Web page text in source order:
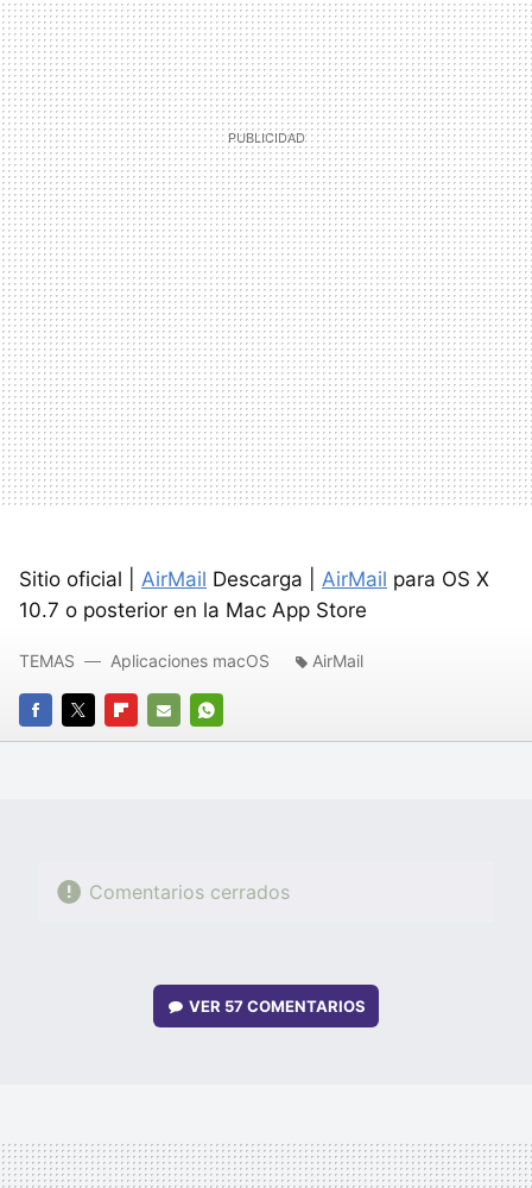
Sitio oficial | AirMail Descarga | AirMail para OS X
10.7 o posterior en la Mac App Store
FACEBOOK
TWITTERFLIPBOARD
E-
WHATSAPP
TEMAS Aplicaciones macOS AirMail
Comentarios cerrados
VER 57 COMENTARIOS